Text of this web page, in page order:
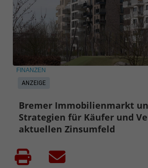
ANZEIGE
FINANZEN
Bremer Immobilienmarkt
Strategien für Käufer und
aktuellen Zinsumfeld